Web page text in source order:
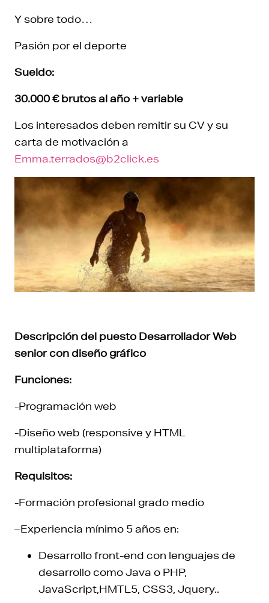
Y sobre todo…
Pasión por el deporte
Sueldo:
30.000 € brutos al año + variable
Los interesados deben remitir su CV y su
carta de motivación a
Emma.terrados@b2click.es
Descripción del puesto Desarrollador Web
senior con diseño gráfico
Funciones:
-Programación web
-Diseño web (responsive y HTML
multiplataforma)
Requisitos:
-Formación profesional grado medio
–Experiencia mínimo 5 años en:
Desarrollo front-end con lenguajes de
desarrollo como Java o PHP,
JavaScript,HMTL5, CSS3, Jquery..